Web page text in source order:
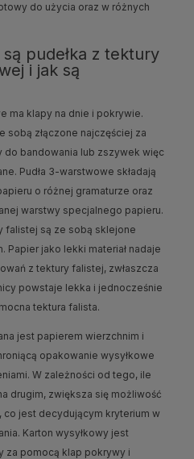
do użycia oraz w różnych
pudełka z tektury
i jak są
ma klapy na dnie i pokrywie.
sobą złączone najczęściej za
do bandowania lub zszywek więc
Pudła 3-warstwowe składają
o różnej gramaturze oraz
warstwy specjalnego papieru.
falistej są ze sobą sklejone
Papier jako lekki materiał nadaje
z tektury falistej, zwłaszcza
powstaje lekka i jednocześnie
tektura falista.
jest papierem wierzchnim i
opakowanie wysyłkowe
W zależności od tego, ile
drugim, zwiększa się możliwość
co jest decydującym kryterium w
Karton wysyłkowy jest
za pomocą klap pokrywy i